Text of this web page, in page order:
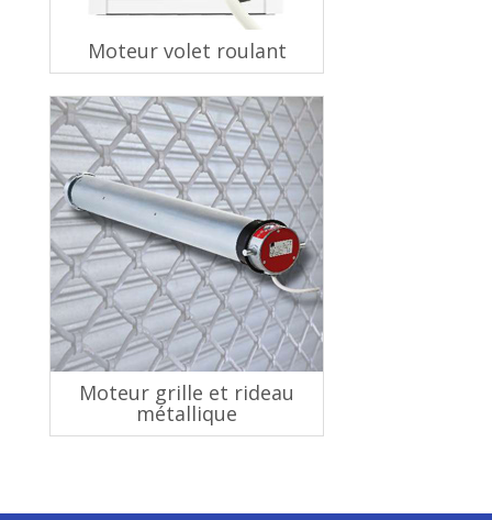
Moteur volet roulant
Moteur grille et rideau
métallique